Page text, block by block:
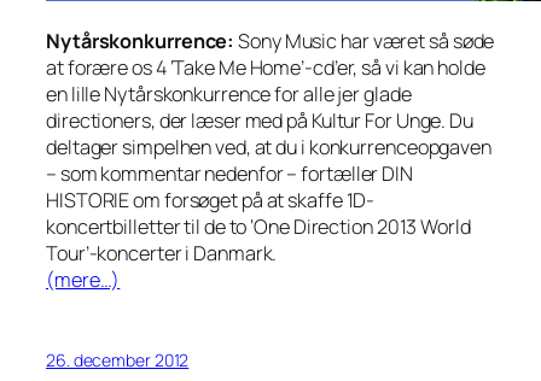
Nytårskonkurrence: Sony Music har været så søde
at forære os 4 ‘Take Me Home’-cd’er, så vi kan holde
en lille Nytårskonkurrence for alle jer glade
directioners, der læser med på Kultur For Unge. Du
deltager simpelhen ved, at du i konkurrenceopgaven
– som kommentar nedenfor – fortæller DIN
HISTORIE om forsøget på at skaffe 1D-
koncertbilletter til de to ‘One Direction 2013 World
Tour’-koncerter i Danmark.
(mere…)
26. december 2012